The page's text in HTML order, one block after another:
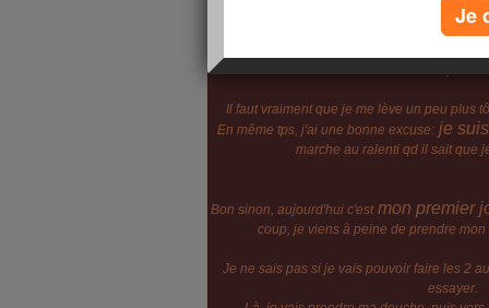
Il faut vraiment que je me lève un peu plus
En même tps, j'ai une bonne excuse:je suis
marche au ralenti qd il sait que
Bon sinon, aujourd'hui c'estmon premier
coup, je viens à peine de prendre
Je ne sais pas si je vais pouvoir faire les 2
essayer.
Je